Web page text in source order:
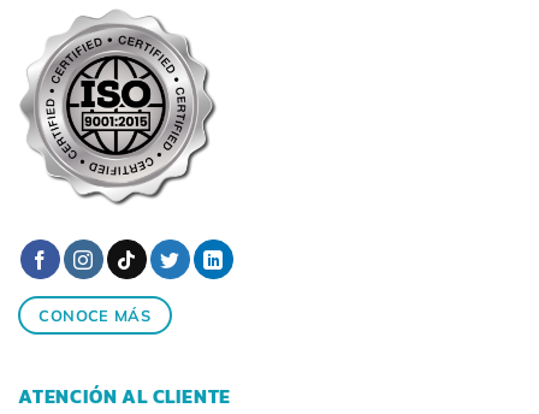
CONOCE MÁS
ATENCIÓN AL CLIENTE